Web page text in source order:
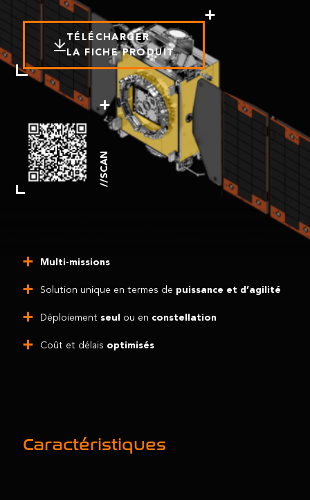
TÉLÉCHARGER
LA FICHE PRODUIT
//SCAN
Multi-missions
Solution unique en termes de puissance et d’agilité
Déploiement seul ou en constellation
Coût et délais optimisés
Caractéristiques